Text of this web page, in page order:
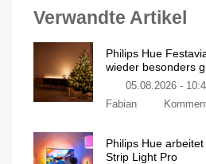
Verwandte Artikel
Philips Hue
wieder besonders
05.08.2026 -
Fabian
Philips Hue
Strip Light Pro